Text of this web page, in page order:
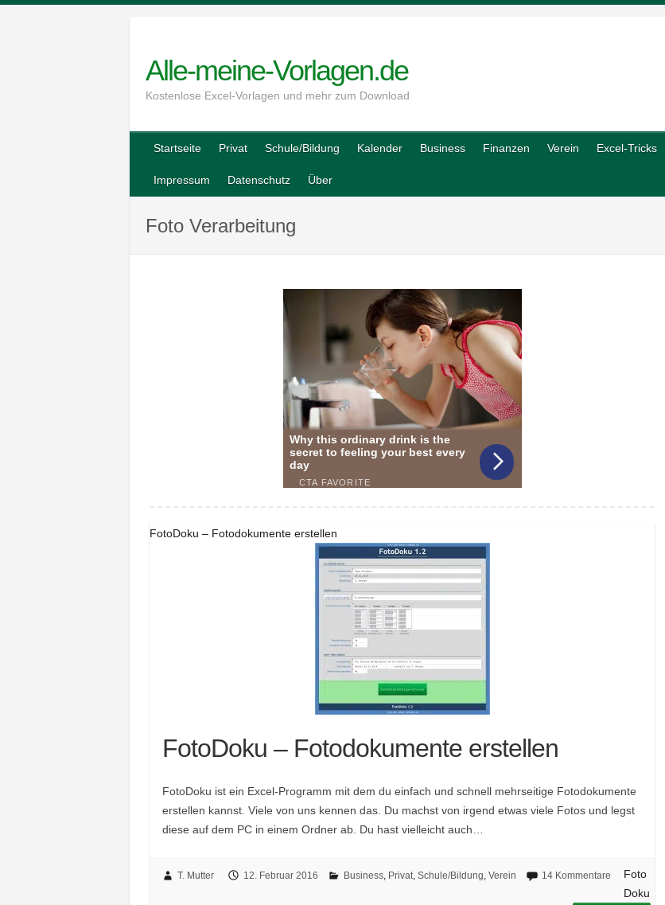
Alle-meine-Vorlagen.de
Kostenlose Excel-Vorlagen und mehr zum Download
Startseite Privat Schule/Bildung Kalender Business Finanzen Verein Excel-Tricks
Impressum Datenschutz Über
Foto Verarbeitung
FotoDoku – Fotodokumente erstellen
FotoDoku – Fotodokumente erstellen
FotoDoku ist ein Excel-Programm mit dem du einfach und schnell mehrseitige Fotodokumente
erstellen kannst. Viele von uns kennen das. Du machst von irgend etwas viele Fotos und legst
diese auf dem PC in einem Ordner ab. Du hast vielleicht auch…
T. Mutter 12. Februar 2016 Business, Privat, Schule/Bildung, Verein 14 Kommentare
Foto
Doku